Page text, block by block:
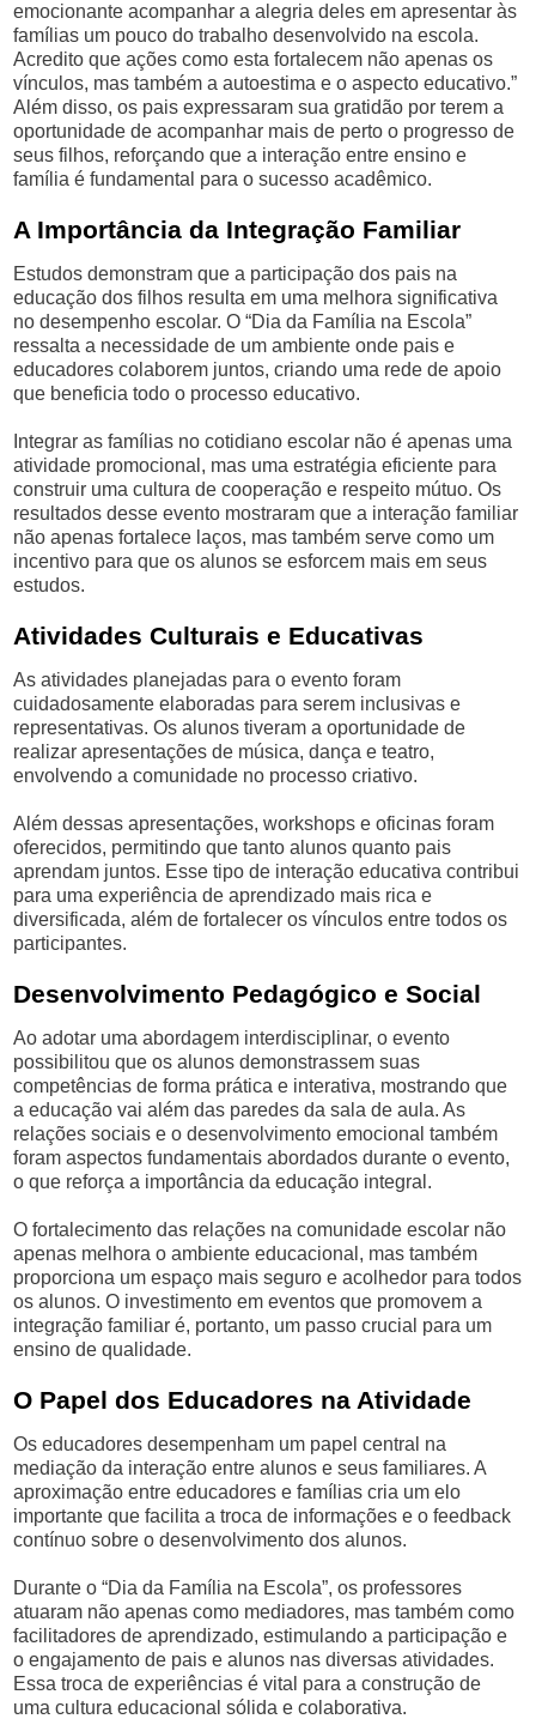
emocionante acompanhar a alegria deles em apresentar às
famílias um pouco do trabalho desenvolvido na escola.
Acredito que ações como esta fortalecem não apenas os
vínculos, mas também a autoestima e o aspecto educativo.”
Além disso, os pais expressaram sua gratidão por terem a
oportunidade de acompanhar mais de perto o progresso de
seus filhos, reforçando que a interação entre ensino e
família é fundamental para o sucesso acadêmico.
A Importância da Integração Familiar
Estudos demonstram que a participação dos pais na
educação dos filhos resulta em uma melhora significativa
no desempenho escolar. O “Dia da Família na Escola”
ressalta a necessidade de um ambiente onde pais e
educadores colaborem juntos, criando uma rede de apoio
que beneficia todo o processo educativo.
Integrar as famílias no cotidiano escolar não é apenas uma
atividade promocional, mas uma estratégia eficiente para
construir uma cultura de cooperação e respeito mútuo. Os
resultados desse evento mostraram que a interação familiar
não apenas fortalece laços, mas também serve como um
incentivo para que os alunos se esforcem mais em seus
estudos.
Atividades Culturais e Educativas
As atividades planejadas para o evento foram
cuidadosamente elaboradas para serem inclusivas e
representativas. Os alunos tiveram a oportunidade de
realizar apresentações de música, dança e teatro,
envolvendo a comunidade no processo criativo.
Além dessas apresentações, workshops e oficinas foram
oferecidos, permitindo que tanto alunos quanto pais
aprendam juntos. Esse tipo de interação educativa contribui
para uma experiência de aprendizado mais rica e
diversificada, além de fortalecer os vínculos entre todos os
participantes.
Desenvolvimento Pedagógico e Social
Ao adotar uma abordagem interdisciplinar, o evento
possibilitou que os alunos demonstrassem suas
competências de forma prática e interativa, mostrando que
a educação vai além das paredes da sala de aula. As
relações sociais e o desenvolvimento emocional também
foram aspectos fundamentais abordados durante o evento,
o que reforça a importância da educação integral.
O fortalecimento das relações na comunidade escolar não
apenas melhora o ambiente educacional, mas também
proporciona um espaço mais seguro e acolhedor para todos
os alunos. O investimento em eventos que promovem a
integração familiar é, portanto, um passo crucial para um
ensino de qualidade.
O Papel dos Educadores na Atividade
Os educadores desempenham um papel central na
mediação da interação entre alunos e seus familiares. A
aproximação entre educadores e famílias cria um elo
importante que facilita a troca de informações e o feedback
contínuo sobre o desenvolvimento dos alunos.
Durante o “Dia da Família na Escola”, os professores
atuaram não apenas como mediadores, mas também como
facilitadores de aprendizado, estimulando a participação e
o engajamento de pais e alunos nas diversas atividades.
Essa troca de experiências é vital para a construção de
uma cultura educacional sólida e colaborativa.